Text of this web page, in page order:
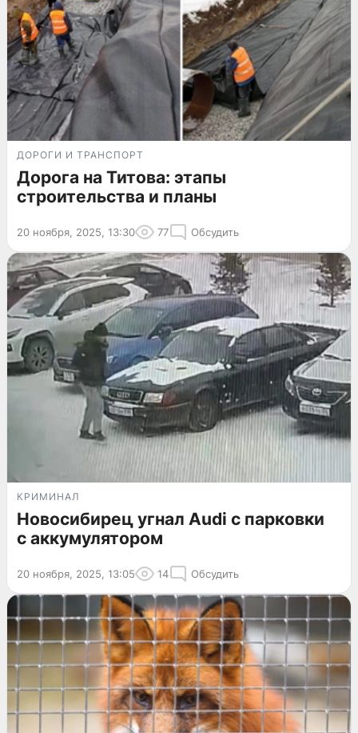
ДОРОГИ И ТРАНСПОРТ
Дорога на Титова: этапы
строительства и планы
20 ноября, 2025, 13:30 77 Обсудить
КРИМИНАЛ
Новосибирец угнал Audi с парковки
с аккумулятором
20 ноября, 2025, 13:05 14 Обсудить